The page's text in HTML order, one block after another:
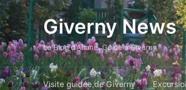
Giverny News
Le Blog d'Ariane, Guide à Giverny
Visite guidée de Giverny